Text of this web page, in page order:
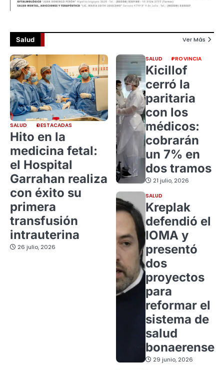
Salud Ver Más
SALUD DESTACADAS
Hito en la
medicina fetal:
el Hospital
Garrahan realiza
con éxito su
primera
transfusión
intrauterina
26 julio, 2026
SALUD PROVINCIA
Kicillof
cerró la
paritaria
con los
médicos:
cobrarán
un 7% en
dos tramos
21 julio, 2026
SALUD
Kreplak
defendió el
IOMA y
presentó
dos
proyectos
para
reformar el
sistema de
salud
bonaerense
29 junio, 2026